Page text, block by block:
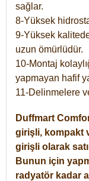
sağlar.
8-Yüksek
9-Yüksek
uzun ömürlüdür.
10-Montaj
yapmayan hafif
11-Delinmelere
Duffmart
girişli, kompakt
girişli olarak
Bunun için
radyatör kadar